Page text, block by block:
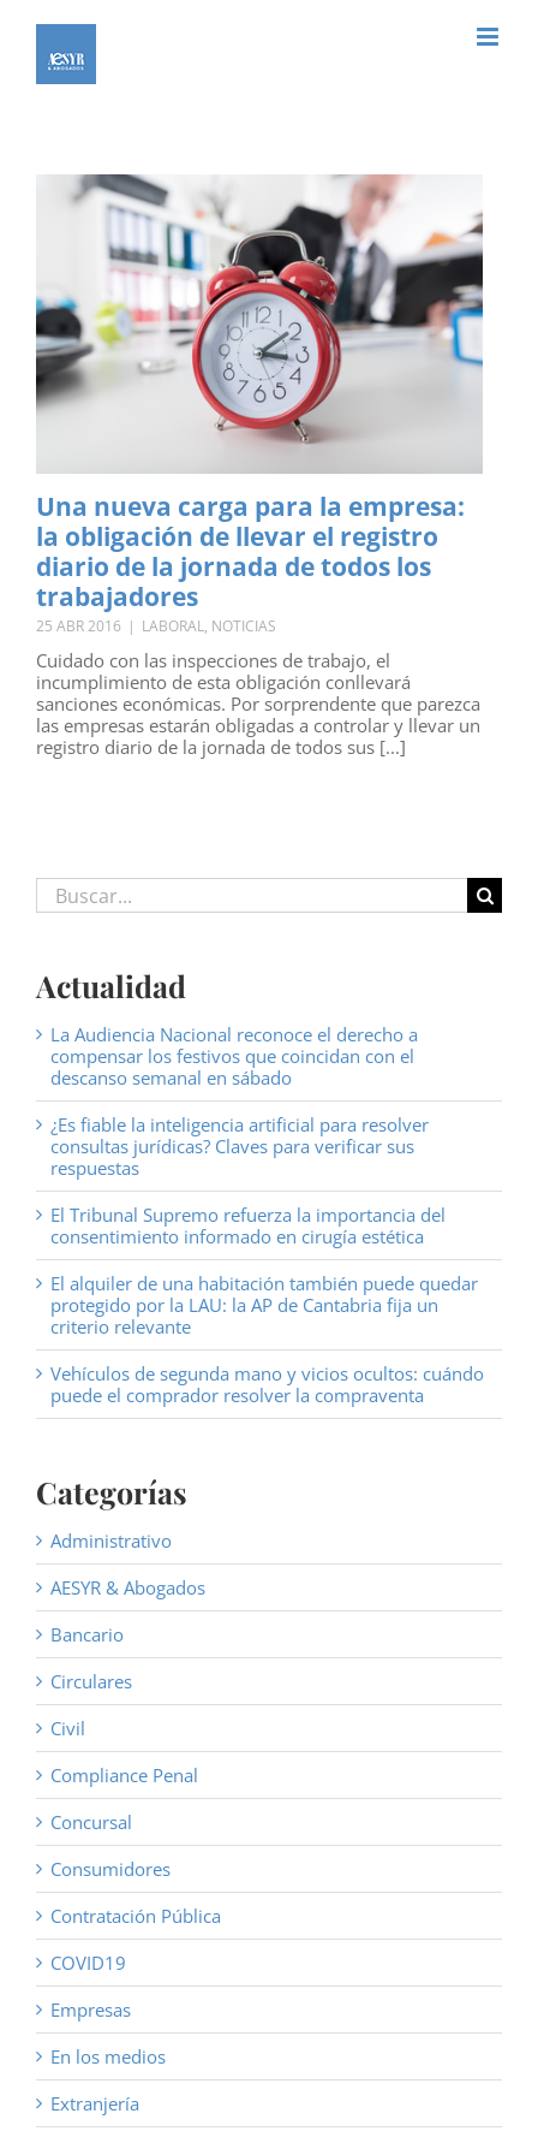
contenido
Una nueva carga para la empresa:
la obligación de llevar el registro
diario de la jornada de todos los
trabajadores
25 ABR 2016 | LABORAL, NOTICIAS
Cuidado con las inspecciones de trabajo, el
incumplimiento de esta obligación conllevará
sanciones económicas. Por sorprendente que parezca
las empresas estarán obligadas a controlar y llevar un
registro diario de la jornada de todos sus [...]
Buscar:
Actualidad
La Audiencia Nacional reconoce el derecho a
compensar los festivos que coincidan con el
descanso semanal en sábado
¿Es fiable la inteligencia artificial para resolver
consultas jurídicas? Claves para verificar sus
respuestas
El Tribunal Supremo refuerza la importancia del
consentimiento informado en cirugía estética
El alquiler de una habitación también puede quedar
protegido por la LAU: la AP de Cantabria fija un
criterio relevante
Vehículos de segunda mano y vicios ocultos: cuándo
puede el comprador resolver la compraventa
Categorías
Administrativo
AESYR & Abogados
Bancario
Circulares
Civil
Compliance Penal
Concursal
Consumidores
Contratación Pública
COVID19
Empresas
En los medios
Extranjería